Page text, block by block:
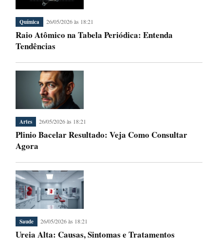
Química 26/05/2026 às 18:21
Raio Atômico na Tabela Periódica: Entenda
Tendências
Artes 26/05/2026 às 18:21
Plinio Bacelar Resultado: Veja Como Consultar
Agora
Saude 26/05/2026 às 18:21
Ureia Alta: Causas, Sintomas e Tratamentos